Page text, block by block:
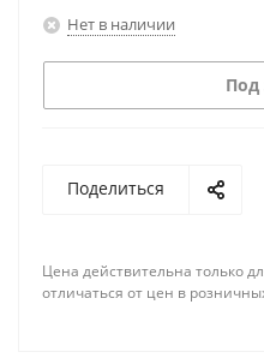
Нет в наличии
Под
Поделиться
Цена действительна только
отличаться от цен в